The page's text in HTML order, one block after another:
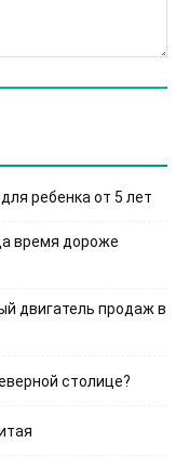
ребенка от 5 лет
время дороже
двигатель продаж в
столице?